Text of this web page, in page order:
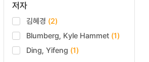
저자
김혜경 (2)
Blumberg, Kyle Hammet (1)
Ding, Yifeng (1)